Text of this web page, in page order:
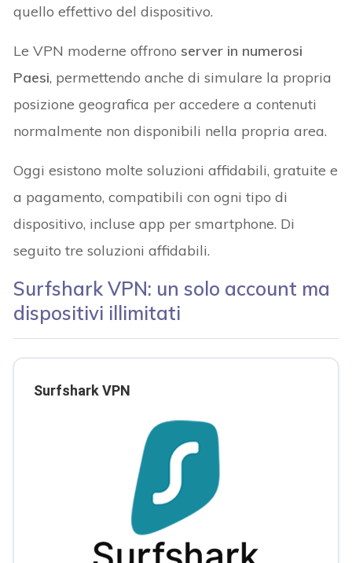
quello effettivo del dispositivo.
Le VPN moderne offrono server in numerosi
Paesi, permettendo anche di simulare la propria
posizione geografica per accedere a contenuti
normalmente non disponibili nella propria area.
Oggi esistono molte soluzioni affidabili, gratuite e
a pagamento, compatibili con ogni tipo di
dispositivo, incluse app per smartphone. Di
seguito tre soluzioni affidabili.
Surfshark VPN: un solo account ma
dispositivi illimitati
Surfshark VPN